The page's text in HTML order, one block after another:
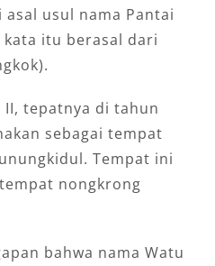
usul nama Pantai
kata itu berasal dari
II, tepatnya di tahun
sebagai tempat
Tempat ini
nongkrong
bahwa nama Watu